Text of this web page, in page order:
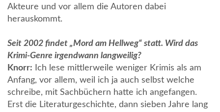
Akteure und vor allem die Autoren dabei
herauskommt.
Seit 2002 findet „Mord am Hellweg“ statt. Wird das
Krimi-Genre irgendwann langweilig?
Knorr: Ich lese mittlerweile weniger Krimis als am
Anfang, vor allem, weil ich ja auch selbst welche
schreibe, mit Sachbüchern hatte ich angefangen.
Erst die Literaturgeschichte, dann sieben Jahre lang